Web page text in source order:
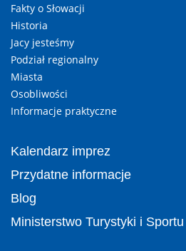
Fakty o Słowacji
Historia
Jacy jesteśmy
Podział regionalny
Miasta
Osobliwości
Informacje praktyczne
Kalendarz imprez
Przydatne informacje
Blog
Ministerstwo Turystyki i